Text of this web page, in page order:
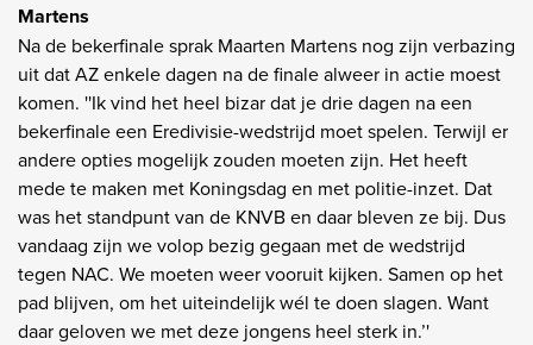
Martens
Na de bekerfinale sprak Maarten Martens nog zijn verbazing
uit dat AZ enkele dagen na de finale alweer in actie moest
komen. ''Ik vind het heel bizar dat je drie dagen na een
bekerfinale een Eredivisie-wedstrijd moet spelen. Terwijl er
andere opties mogelijk zouden moeten zijn. Het heeft
mede te maken met Koningsdag en met politie-inzet. Dat
was het standpunt van de KNVB en daar bleven ze bij. Dus
vandaag zijn we volop bezig gegaan met de wedstrijd
tegen NAC. We moeten weer vooruit kijken. Samen op het
pad blijven, om het uiteindelijk wél te doen slagen. Want
daar geloven we met deze jongens heel sterk in.’'